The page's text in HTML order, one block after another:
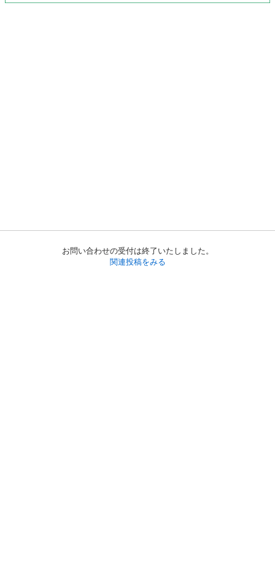
お問い合わせの受付は終了いたしました。
関連投稿をみる